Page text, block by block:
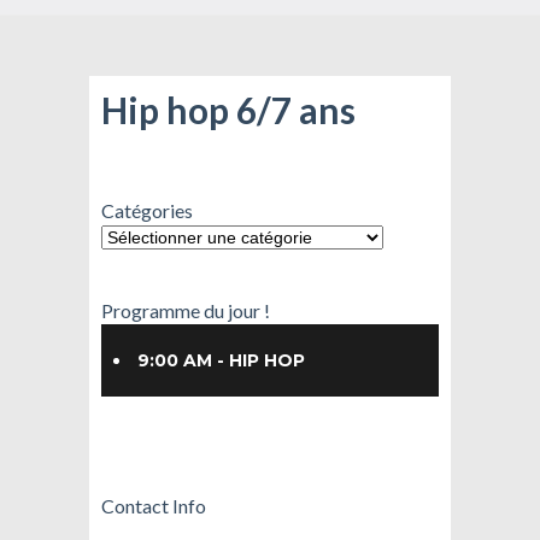
Hip hop 6/7 ans
Catégories
Programme du jour !
9:00 AM - HIP HOP
Contact Info